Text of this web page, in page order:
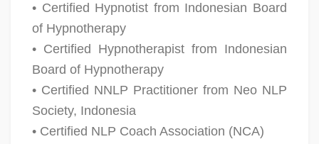
• Certified Hypnotist from Indonesian Board
of Hypnotherapy
• Certified Hypnotherapist from Indonesian
Board of Hypnotherapy
• Certified NNLP Practitioner from Neo NLP
Society, Indonesia
• Certified NLP Coach Association (NCA)